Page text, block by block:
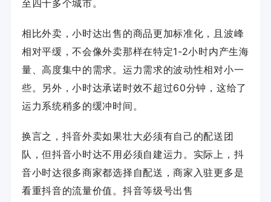
至四十多个城市。
相比外卖，小时达出售的商品更加标准化，且波峰
相对平缓，不会像外卖那样在特定1-2小时内产生海
量、高度集中的需求。运力需求的波动性相对小一
些。另外，小时达承诺时效不超过60分钟，这给了
运力系统稍多的缓冲时间。
换言之，抖音外卖如果壮大必须有自己的配送团
队，但抖音小时达不用必须自建运力。实际上，抖
音小时达很多商家都选择自配送，商家入驻更多是
看重抖音的流量价值。 抖音等级号出售